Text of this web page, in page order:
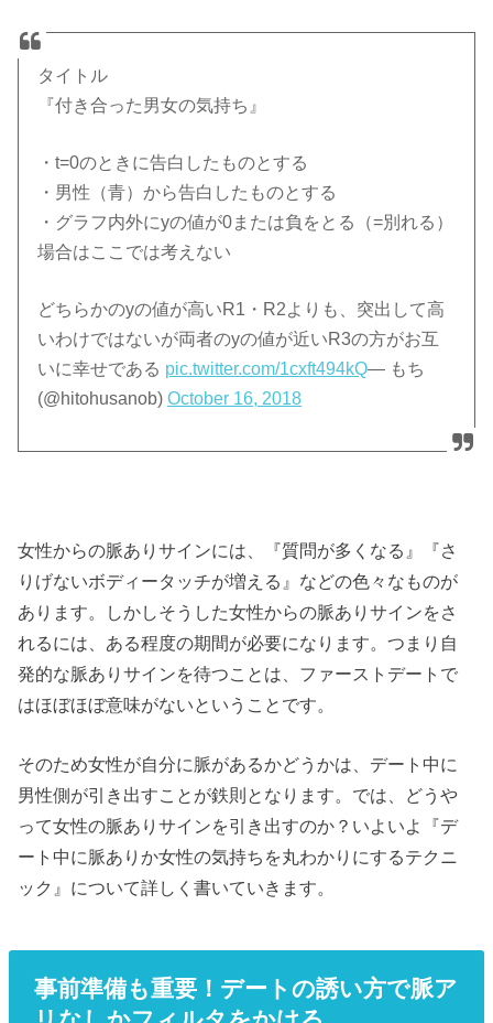
タイトル
『付き合った男女の気持ち』
・t=0のときに告白したものとする
・男性（青）から告白したものとする
・グラフ内外にyの値が0または負をとる（=別れる）
場合はここでは考えない
どちらかのyの値が高いR1・R2よりも、突出して高
いわけではないが両者のyの値が近いR3の方がお互
いに幸せである pic.twitter.com/1cxft494kQ— もち
(@hitohusanob)October 16, 2018
女性からの脈ありサインには、『質問が多くなる』『さ
りげないボディータッチが増える』などの色々なものが
あります。しかしそうした女性からの脈ありサインをさ
れるには、ある程度の期間が必要になります。つまり自
発的な脈ありサインを待つことは、ファーストデートで
はほぼほぼ意味がないということです。
そのため女性が自分に脈があるかどうかは、デート中に
男性側が引き出すことが鉄則となります。では、どうや
って女性の脈ありサインを引き出すのか？いよいよ『デ
ート中に脈ありか女性の気持ちを丸わかりにするテクニ
ック』について詳しく書いていきます。
事前準備も重要！デートの誘い方で脈ア